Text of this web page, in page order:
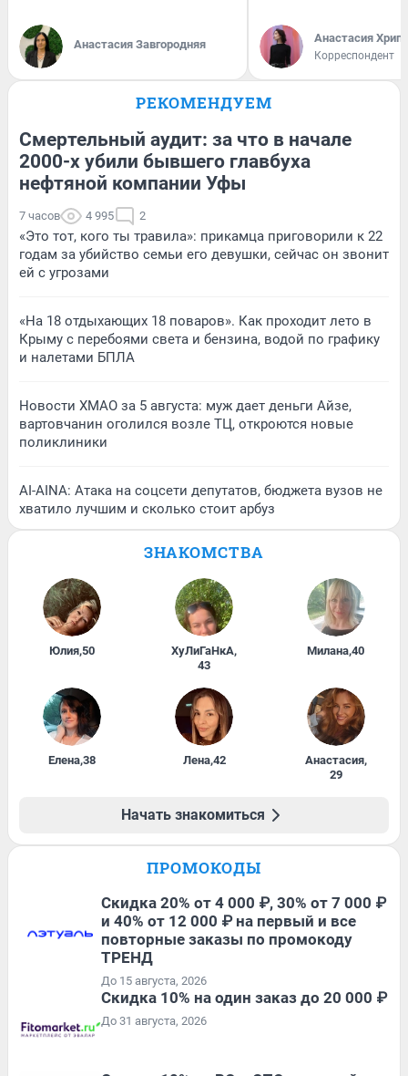
Анастасия Завгородняя Анастасия
Корреспондент
РЕКОМЕНДУЕМ
Смертельный аудит: за что в начале
2000-х убили бывшего главбуха
нефтяной компании Уфы
7 часов 4 995 2
«Это тот, кого ты травила»: прикамца приговорили к 22
годам за убийство семьи его девушки, сейчас он звонит
ей с угрозами
«На 18 отдыхающих 18 поваров». Как проходит лето в
Крыму с перебоями света и бензина, водой по графику
и налетами БПЛА
Новости ХМАО за 5 августа: муж дает деньги Айзе,
вартовчанин оголился возле ТЦ, откроются новые
поликлиники
AI-AINA: Атака на соцсети депутатов, бюджета вузов не
хватило лучшим и сколько стоит арбуз
ЗНАКОМСТВА
Юлия,50 ХуЛиГаНкА,
43
Милана,40
Елена,38 Лена,42 Анастасия,
29
Начать знакомиться
ПРОМОКОДЫ
Скидка 20% от 4 000 ₽, 30% от 7 000 ₽
и 40% от 12 000 ₽ на первый и все
повторные заказы по промокоду
ТРЕНД
До 15 августа, 2026
Скидка 10% на один заказ до 20 000 ₽
До 31 августа, 2026